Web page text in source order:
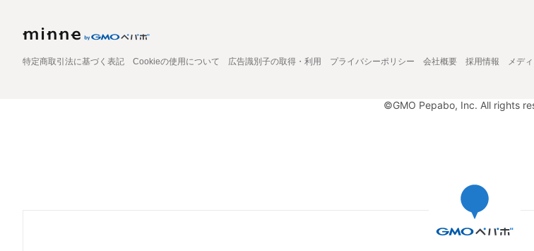
特定商取引法に基づく表記 Cookieの使用について 広告識別子の取得・利用 プライバシーポリシー 会社概要 採用情報 メデ
©GMO Pepabo, Inc. All rights